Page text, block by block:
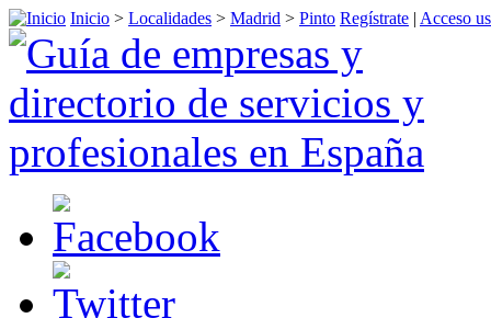
Inicio > Localidades > Madrid > Pinto Regístrate | Acceso